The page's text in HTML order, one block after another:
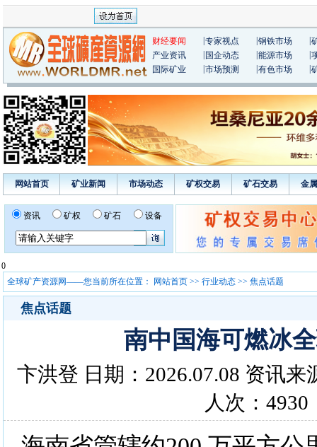
财经要闻 专家视点 钢铁市场
产业资讯
国企动态 能源市场
国际矿业
市场预测 有色市场
网站首页 矿业新闻 市场动态 矿权交易 矿石交易 金
资讯 矿权 矿石 设备
0
全球矿产资源网——您当前所在位置：
网站首页 >> 行业动态 >> 焦点话题
焦点话题
南中国海可燃冰
卞洪登 日期：2026.07.08 资讯
人次：4930